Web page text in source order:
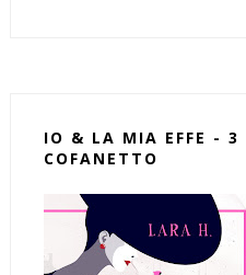
IO & LA MIA EFFE - 3
COFANETTO